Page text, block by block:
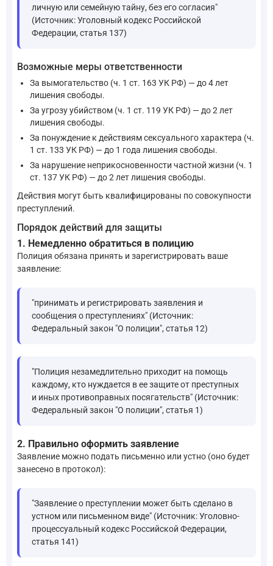
личную или семейную тайну, без его согласия"
(Источник: Уголовный кодекс Российской
Федерации, статья 137)
Возможные меры ответственности
За вымогательство (ч. 1 ст. 163 УК РФ) — до 4 лет
лишения свободы.
За угрозу убийством (ч. 1 ст. 119 УК РФ) — до 2 лет
лишения свободы.
За понуждение к действиям сексуального характера (ч.
1 ст. 133 УК РФ) — до 1 года лишения свободы.
За нарушение неприкосновенности частной жизни (ч. 1
ст. 137 УК РФ) — до 2 лет лишения свободы.
Действия могут быть квалифицированы по совокупности
преступлений.
Порядок действий для защиты
1. Немедленно обратиться в полицию
Полиция обязана принять и зарегистрировать ваше
заявление:
"принимать и регистрировать заявления и
сообщения о преступлениях" (Источник:
Федеральный закон "О полиции", статья 12)
"Полиция незамедлительно приходит на помощь
каждому, кто нуждается в ее защите от преступных
и иных противоправных посягательств" (Источник:
Федеральный закон "О полиции", статья 1)
2. Правильно оформить заявление
Заявление можно подать письменно или устно (оно будет
занесено в протокол):
"Заявление о преступлении может быть сделано в
устном или письменном виде" (Источник: Уголовно-
процессуальный кодекс Российской Федерации,
статья 141)